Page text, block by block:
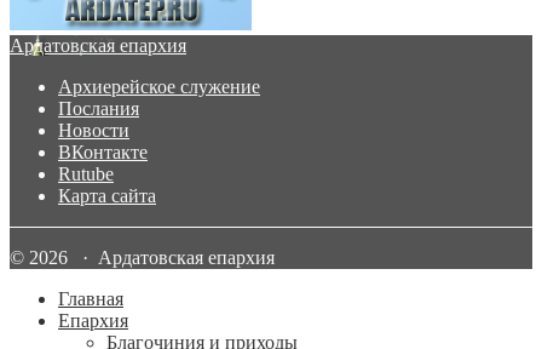
Ардатовская епархия
Архиерейское служение
Послания
Новости
ВКонтакте
Rutube
Карта сайта
© 2026 · Ардатовская епархия
Главная
Епархия
Благочиния и приходы